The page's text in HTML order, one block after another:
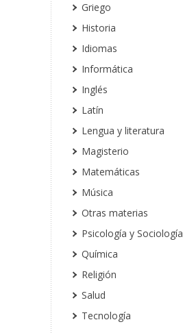
Griego
Historia
Idiomas
Informática
Inglés
Latín
Lengua y literatura
Magisterio
Matemáticas
Música
Otras materias
Psicología y Sociología
Química
Religión
Salud
Tecnología